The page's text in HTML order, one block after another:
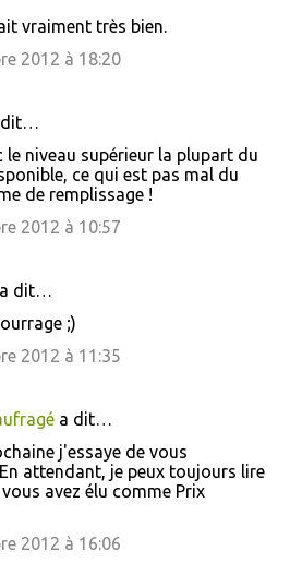
vraiment très bien.
2012 à 18:20
dit…
le niveau supérieur la plupart du
ce qui est pas mal du
de remplissage !
2012 à 10:57
a dit…
;)
2012 à 11:35
a dit…
j'essaye de vous
attendant, je peux toujours lire
avez élu comme Prix
2012 à 16:06